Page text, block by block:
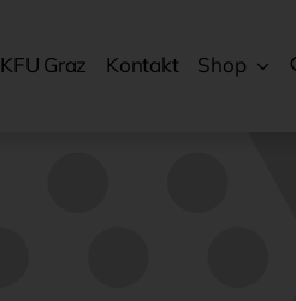
KFU Graz Kontakt Shop